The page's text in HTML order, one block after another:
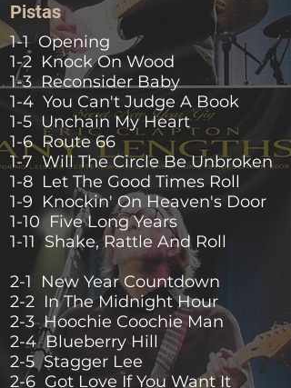
Pistas
1-1 Opening
1-2 Knock On Wood
1-3 Reconsider Baby
1-4 You Can't Judge A Book
1-5 Unchain My Heart
1-6 Route 66
1-7 Will The Circle Be Unbroken
1-8 Let The Good Times Roll
1-9 Knockin' On Heaven's Door
1-10 Five Long Years
1-11 Shake, Rattle And Roll
2-1 New Year Countdown
2-2 In The Midnight Hour
2-3 Hoochie Coochie Man
2-4 Blueberry Hill
2-5 Stagger Lee
2-6 Got Love If You Want It